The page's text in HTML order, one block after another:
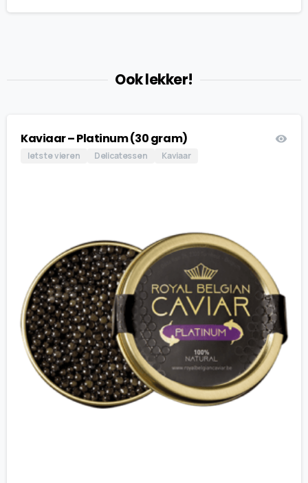
Ook lekker!
Kaviaar – Platinum (30 gram)
Iets te vieren Delicatessen Kaviaar